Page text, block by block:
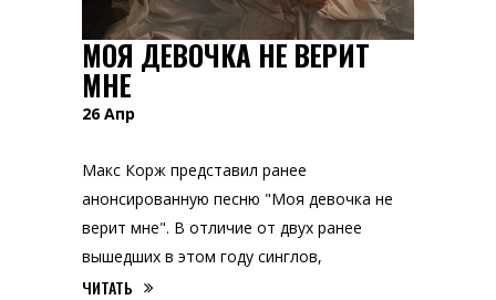
МОЯ ДЕВОЧКА НЕ ВЕРИТ
МНЕ
26 Апр
Макс Корж представил ранее
анонсированную песню "Моя девочка не
верит мне". В отличие от двух ранее
вышедших в этом году синглов,
ЧИТАТЬ